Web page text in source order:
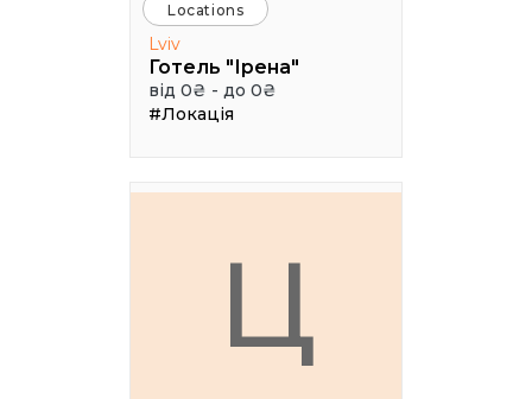
Locations
Lviv
Готель "Ірена"
від 0₴ - до 0₴
#Локація
Ц